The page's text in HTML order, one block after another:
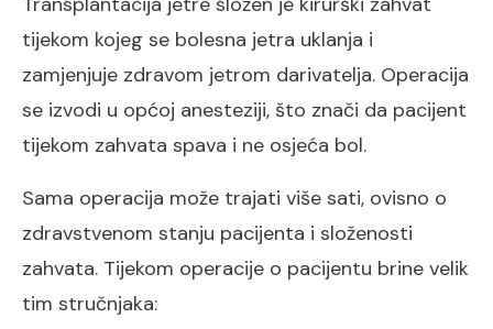
tijekom kojeg se bolesna jetra uklanja i
zamjenjuje zdravom jetrom darivatelja. Operacija
se izvodi u općoj anesteziji, što znači da pacijent
tijekom zahvata spava i ne osjeća bol.
Sama operacija može trajati više sati, ovisno o
zdravstvenom stanju pacijenta i složenosti
zahvata. Tijekom operacije o pacijentu brine velik
tim stručnjaka: